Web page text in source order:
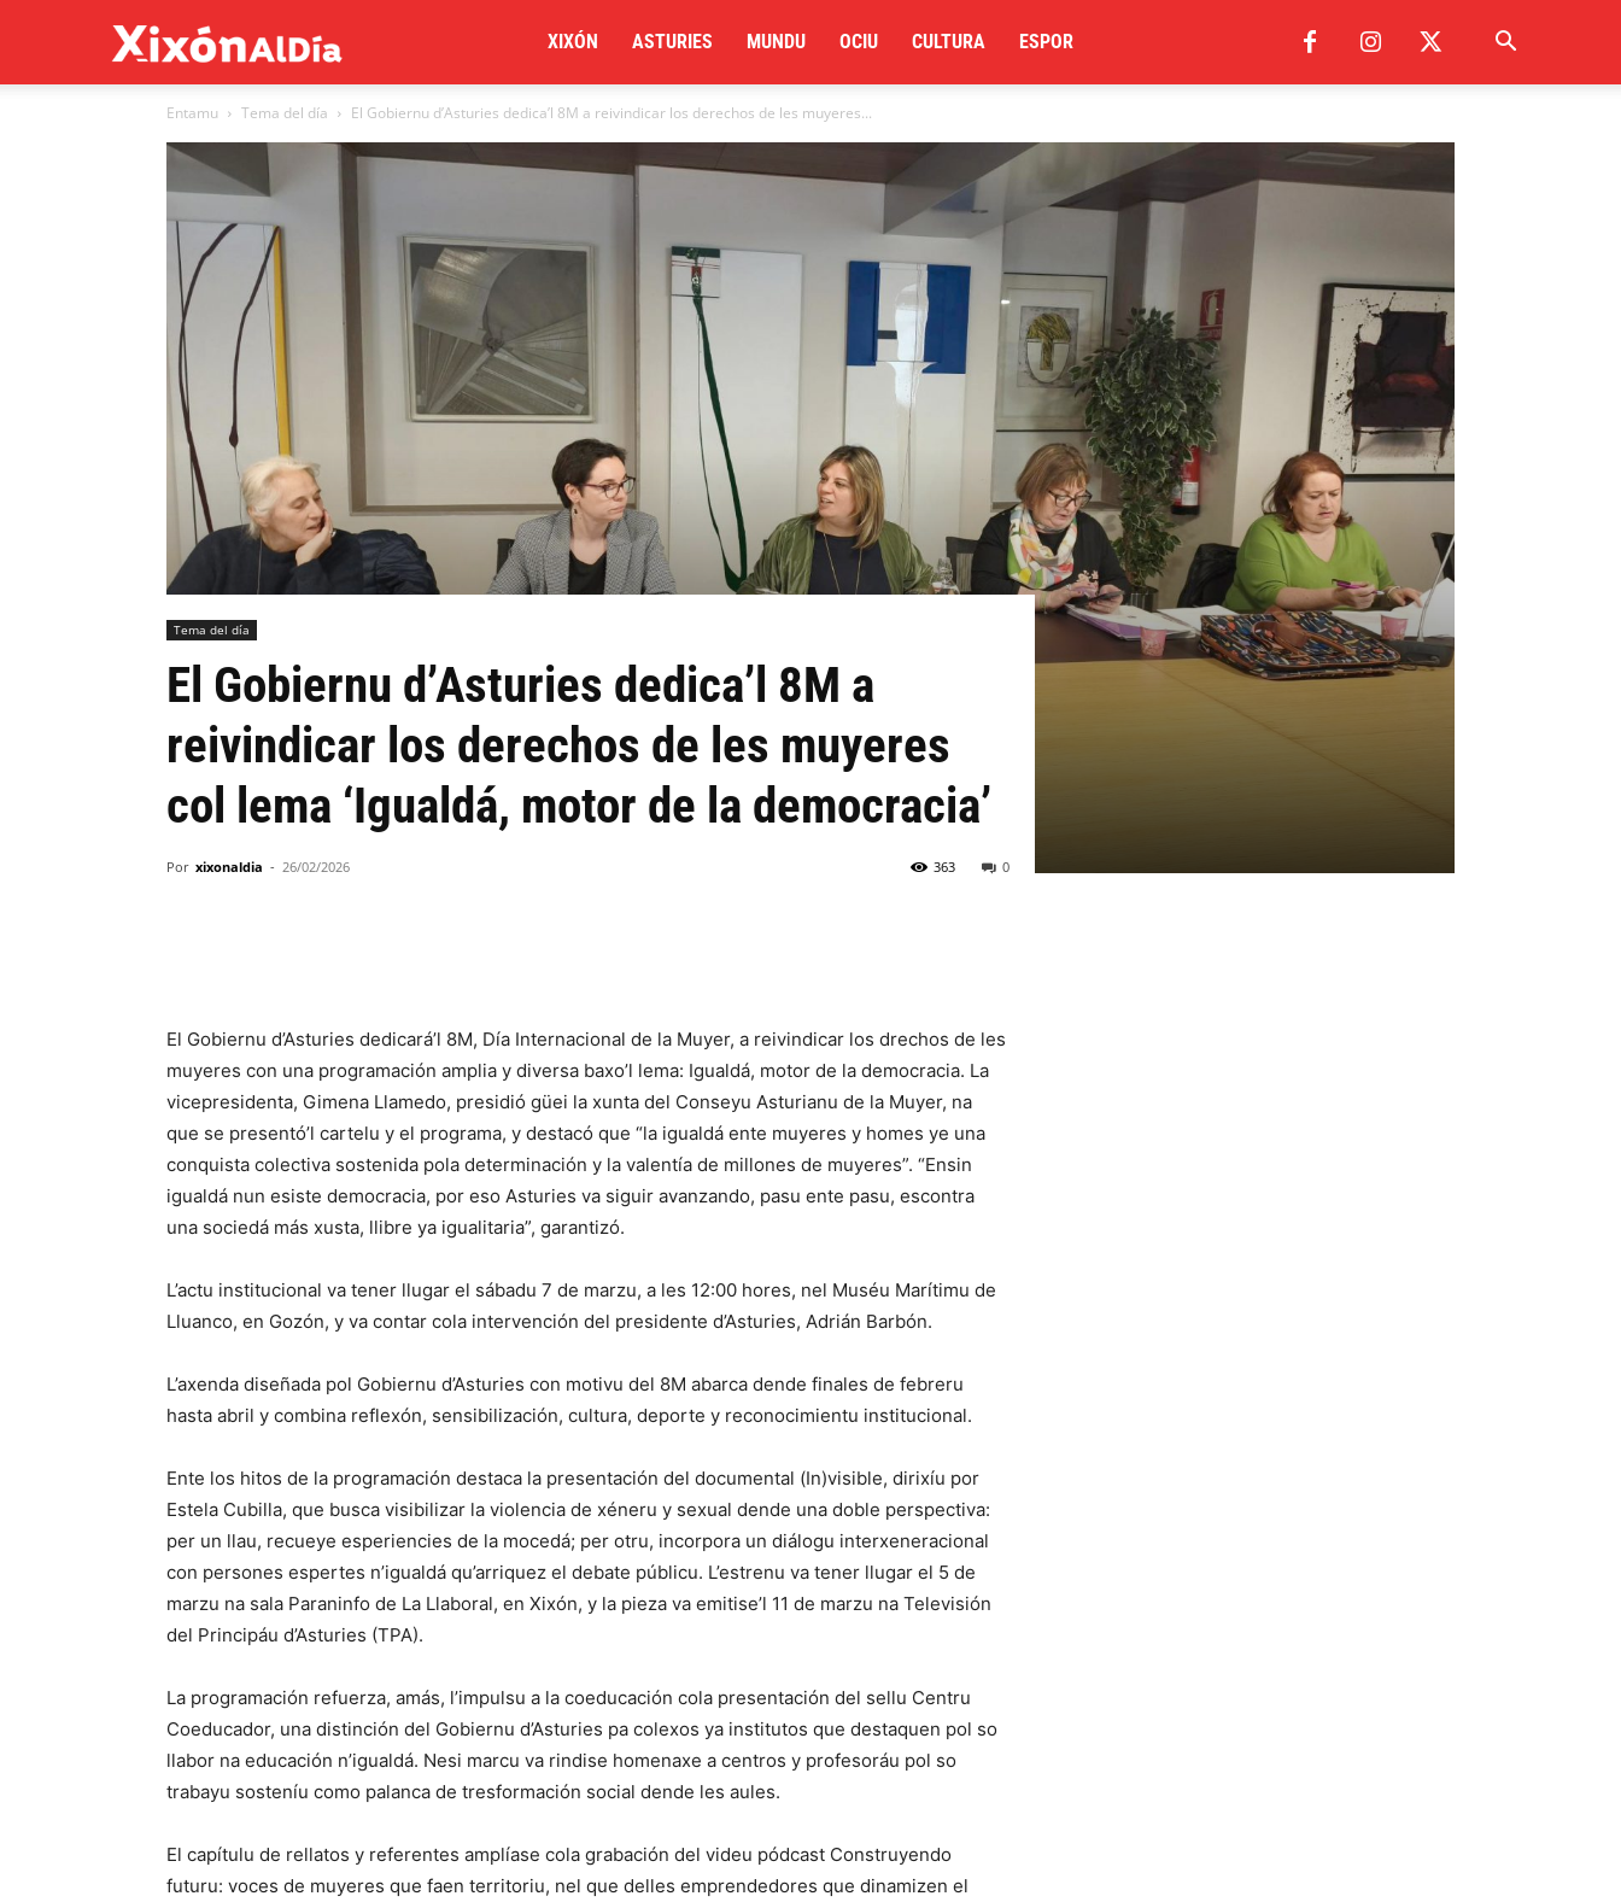
al
XIXÓN ASTURIES MUNDU OCIU CULTURA ESPOR
Entamu Tema del día El Gobiernu d’Asturies dedica’l 8M a reivindicar los derechos de les muyeres...
Tema del día
El Gobiernu d’Asturies dedica’l 8M a
reivindicar los derechos de les muyeres
col lema ‘Igualdá, motor de la democracia’
Por xixonaldia - 26/02/2026 0
363
El Gobiernu d’Asturies dedicará’l 8M, Día Internacional de la Muyer, a reivindicar los drechos de les
muyeres con una programación amplia y diversa baxo’l lema: Igualdá, motor de la democracia. La
vicepresidenta, Gimena Llamedo, presidió güei la xunta del Conseyu Asturianu de la Muyer, na
que se presentó’l cartelu y el programa, y destacó que “la igualdá ente muyeres y homes ye una
conquista colectiva sostenida pola determinación y la valentía de millones de muyeres”. “Ensin
igualdá nun esiste democracia, por eso Asturies va siguir avanzando, pasu ente pasu, escontra
una sociedá más xusta, llibre ya igualitaria”, garantizó.
L’actu institucional va tener llugar el sábadu 7 de marzu, a les 12:00 hores, nel Muséu Marítimu de
Lluanco, en Gozón, y va contar cola intervención del presidente d’Asturies, Adrián Barbón.
L’axenda diseñada pol Gobiernu d’Asturies con motivu del 8M abarca dende finales de febreru
hasta abril y combina reflexón, sensibilización, cultura, deporte y reconocimientu institucional.
Ente los hitos de la programación destaca la presentación del documental (In)visible, dirixíu por
Estela Cubilla, que busca visibilizar la violencia de xéneru y sexual dende una doble perspectiva:
per un llau, recueye esperiencies de la mocedá; per otru, incorpora un diálogu interxeneracional
con persones espertes n’igualdá qu’arriquez el debate públicu. L’estrenu va tener llugar el 5 de
marzu na sala Paraninfo de La Llaboral, en Xixón, y la pieza va emitise’l 11 de marzu na Televisión
del Principáu d’Asturies (TPA).
La programación refuerza, amás, l’impulsu a la coeducación cola presentación del sellu Centru
Coeducador, una distinción del Gobiernu d’Asturies pa colexos ya institutos que destaquen pol so
llabor na educación n’igualdá. Nesi marcu va rindise homenaxe a centros y profesoráu pol so
trabayu sosteníu como palanca de tresformación social dende les aules.
El capítulu de rellatos y referentes amplíase cola grabación del videu pódcast Construyendo
futuru: voces de muyeres que faen territoriu, nel que delles emprendedores que dinamizen el